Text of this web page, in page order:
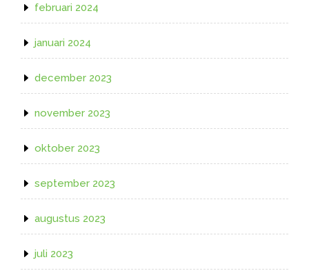
februari 2024
januari 2024
december 2023
november 2023
oktober 2023
september 2023
augustus 2023
juli 2023